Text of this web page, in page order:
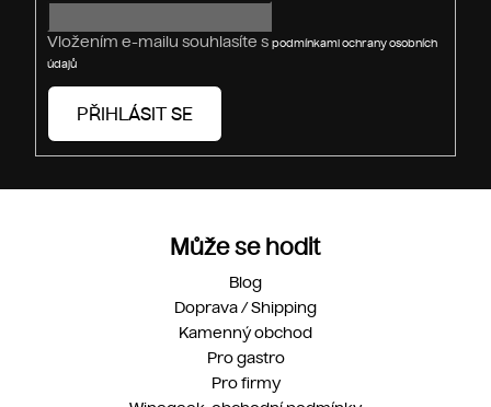
Vložením e-mailu souhlasíte s podmínkami ochrany osobních
údajů
PŘIHLÁSIT SE
Může se hodit
Blog
Doprava / Shipping
Kamenný obchod
Pro gastro
Pro firmy